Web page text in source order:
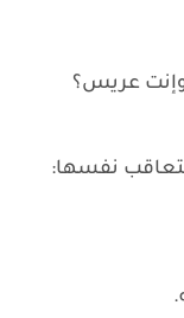
عريس؟
نفسها: